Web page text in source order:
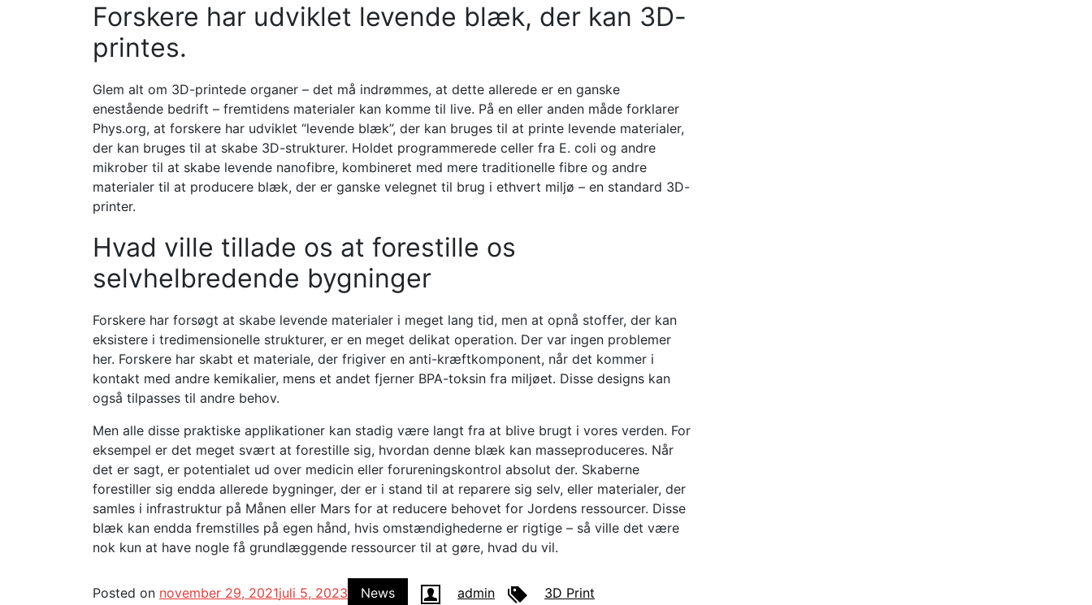
Forskere har udviklet levende blæk, der kan 3D-
printes.
Glem alt om 3D-printede organer – det må indrømmes, at dette allerede er en ganske
enestående bedrift – fremtidens materialer kan komme til live. På en eller anden måde forklarer
Phys.org, at forskere har udviklet “levende blæk”, der kan bruges til at printe levende materialer,
der kan bruges til at skabe 3D-strukturer. Holdet programmerede celler fra E. coli og andre
mikrober til at skabe levende nanofibre, kombineret med mere traditionelle fibre og andre
materialer til at producere blæk, der er ganske velegnet til brug i ethvert miljø – en standard 3D-
printer.
Hvad ville tillade os at forestille os
selvhelbredende bygninger
Forskere har forsøgt at skabe levende materialer i meget lang tid, men at opnå stoffer, der kan
eksistere i tredimensionelle strukturer, er en meget delikat operation. Der var ingen problemer
her. Forskere har skabt et materiale, der frigiver en anti-kræftkomponent, når det kommer i
kontakt med andre kemikalier, mens et andet fjerner BPA-toksin fra miljøet. Disse designs kan
også tilpasses til andre behov.
Men alle disse praktiske applikationer kan stadig være langt fra at blive brugt i vores verden. For
eksempel er det meget svært at forestille sig, hvordan denne blæk kan masseproduceres. Når
det er sagt, er potentialet ud over medicin eller forureningskontrol absolut der. Skaberne
forestiller sig endda allerede bygninger, der er i stand til at reparere sig selv, eller materialer, der
samles i infrastruktur på Månen eller Mars for at reducere behovet for Jordens ressourcer. Disse
blæk kan endda fremstilles på egen hånd, hvis omstændighederne er rigtige – så ville det være
nok kun at have nogle få grundlæggende ressourcer til at gøre, hvad du vil.
Posted on november 29, 2021juli 5, 2023 News admin 3D Print